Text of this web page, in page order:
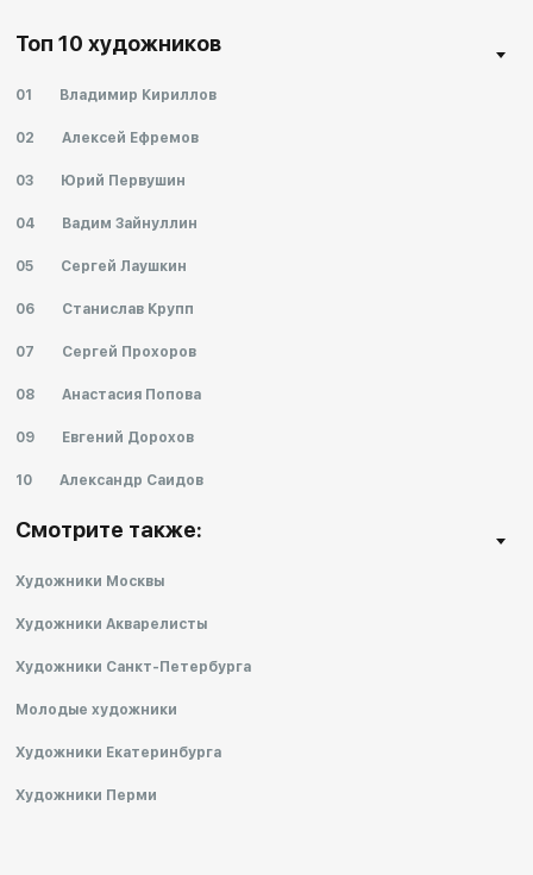
Топ 10 художников
01 Владимир Кириллов
02 Алексей Ефремов
03 Юрий Первушин
04 Вадим Зайнуллин
05 Сергей Лаушкин
06 Станислав Крупп
07 Сергей Прохоров
08 Анастасия Попова
09 Евгений Дорохов
10 Александр Саидов
Cмотрите также:
Художники Москвы
Художники Акварелисты
Художники Санкт-Петербурга
Молодые художники
Художники Екатеринбурга
Художники Перми